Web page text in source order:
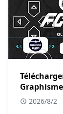
2026/8/2